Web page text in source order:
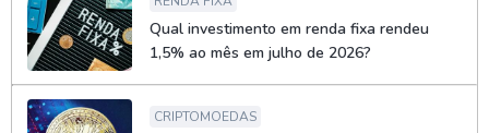
Qual investimento em renda fixa rendeu
1,5% ao mês em julho de 2026?
CRIPTOMOEDAS